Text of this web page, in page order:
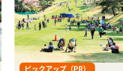
ピックアップ（PR）